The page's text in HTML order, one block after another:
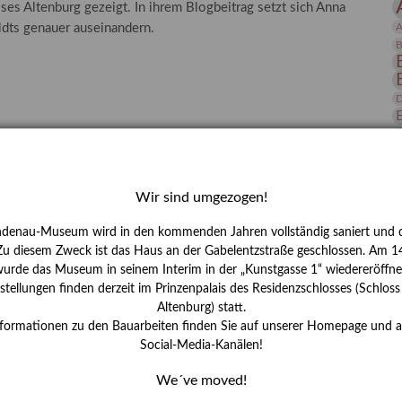
Forschung
Altenburg gezeigt. In ihrem Blogbeitrag setzt sich Anna
genauer auseinandern.
Wir sind umgezogen!
Museum wird in den kommenden Jahren vollständig saniert und
diesem Zweck ist das Haus an der Gabelentzstraße geschlossen. Am
das Museum in seinem Interim in der „Kunstgasse 1“
finden derzeit im Prinzenpalais des Residenzschlosses
Altenburg) statt.
zu den Bauarbeiten finden Sie auf unserer Homepage und
Social-Media-Kanälen!
We´ve moved!